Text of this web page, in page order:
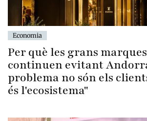
Economia
Per què les grans
continuen evitant
problema no són els
és l'ecosistema"